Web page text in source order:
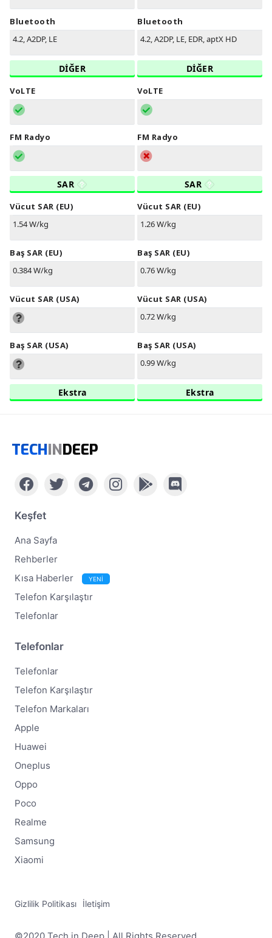
Bluetooth
4.2, A2DP, LE
DİĞER
VoLTE
FM Radyo
SAR
Vücut SAR (EU)
1.54 W/kg
Baş SAR (EU)
0.384 W/kg
Vücut SAR (USA)
Baş SAR (USA)
Ekstra
Bluetooth
4.2, A2DP, LE, EDR, aptX HD
DİĞER
VoLTE
FM Radyo
SAR
Vücut SAR (EU)
1.26 W/kg
Baş SAR (EU)
0.76 W/kg
Vücut SAR (USA)
0.72 W/kg
Baş SAR (USA)
0.99 W/kg
Ekstra
TECHINDEEP
Keşfet
Ana Sayfa
Rehberler
Kısa Haberler
YENİ
Telefon Karşılaştır
Telefonlar
Telefonlar
Telefonlar
Telefon Karşılaştır
Telefon Markaları
Apple
Huawei
Oneplus
Oppo
Poco
Realme
Samsung
Xiaomi
Gizlilik Politikası İletişim